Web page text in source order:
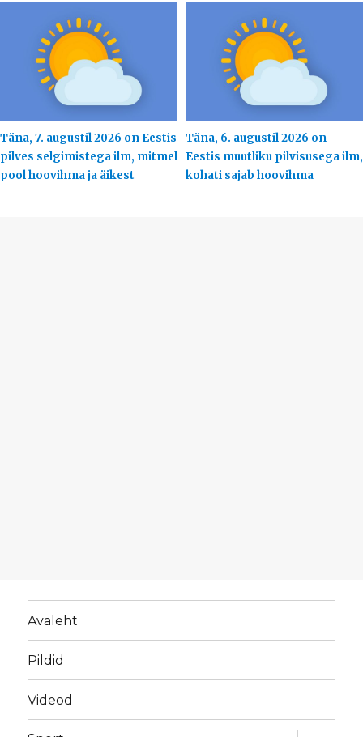
Täna, 7. augustil 2026 on Eestis
pilves selgimistega ilm, mitmel
pool hoovihma ja äikest
Täna, 6. augustil 2026 on
Eestis muutliku pilvisusega ilm,
kohati sajab hoovihma
Avaleht
Pildid
Videod